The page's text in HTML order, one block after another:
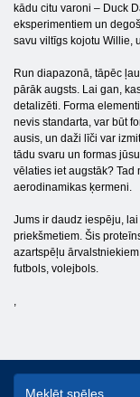
kādu citu varoni – Duck
eksperimentiem un
savu viltīgs kojotu Willie,
Run diapazonā, tāpēc
pārāk augsts. Lai gan,
detalizēti. Forma
nevis standarta, var būt
ausis, un daži līči var
tādu svaru un formas
vēlaties iet augstāk? Tad
aerodinamikas ķermeni.
Jums ir daudz iespēju,
priekšmetiem. Šis
azartspēļu
futbols, volejbols.
,